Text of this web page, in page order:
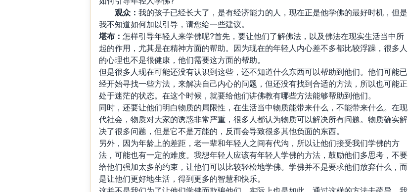
观众： 我的孩子已经长大了，是有经济能力的人，现在正是他学佛的最好时机，但是
我不知道如何加以引导，请您给一些建议。
堪布： 怎样引导年轻人来学佛呢?首先，要让他们了解佛法，以及佛法在现实生活当中所
起的作用，尤其是在精神方面的帮助。因为现在的年轻人内心差不多都比较浮躁，很多人
的心理也不是很健康，他们需要这方面的帮助。
但是很多人现在可能还没有认识到这些，还不知道什么东西可以帮助到他们。他们可能已
经开始寻找一些方法，来解决自己内心的问题，但还没有找到合适的方法，所以也可能正
处于迷茫的状态。在这个时候，就要给他们讲佛教有哪些方法能够帮助到他们。
同时，还要让他们明白物质的局限性，在生活当中物质能带来什么，不能带来什么。在现
代社会，物质对大家的诱惑非常严重，很多人都认为物质可以解决所有问题。物质确实解
决了很多问题，但是它不是万能的，反而会导致很多其他负面的东西。
另外，因为年龄上的差距，老一辈和年轻人之间有代沟，所以让他们接受我们学佛的方
法，可能也有一定的难度。我想年轻人应该有年轻人学佛的方法，鼓励他们多思考，不要
给他们强加太多的约束，让他们可以比较轻松地学佛。学佛并不是要求他们放弃什么，而
是让他们更好地生活，得到更多的智慧和快乐。